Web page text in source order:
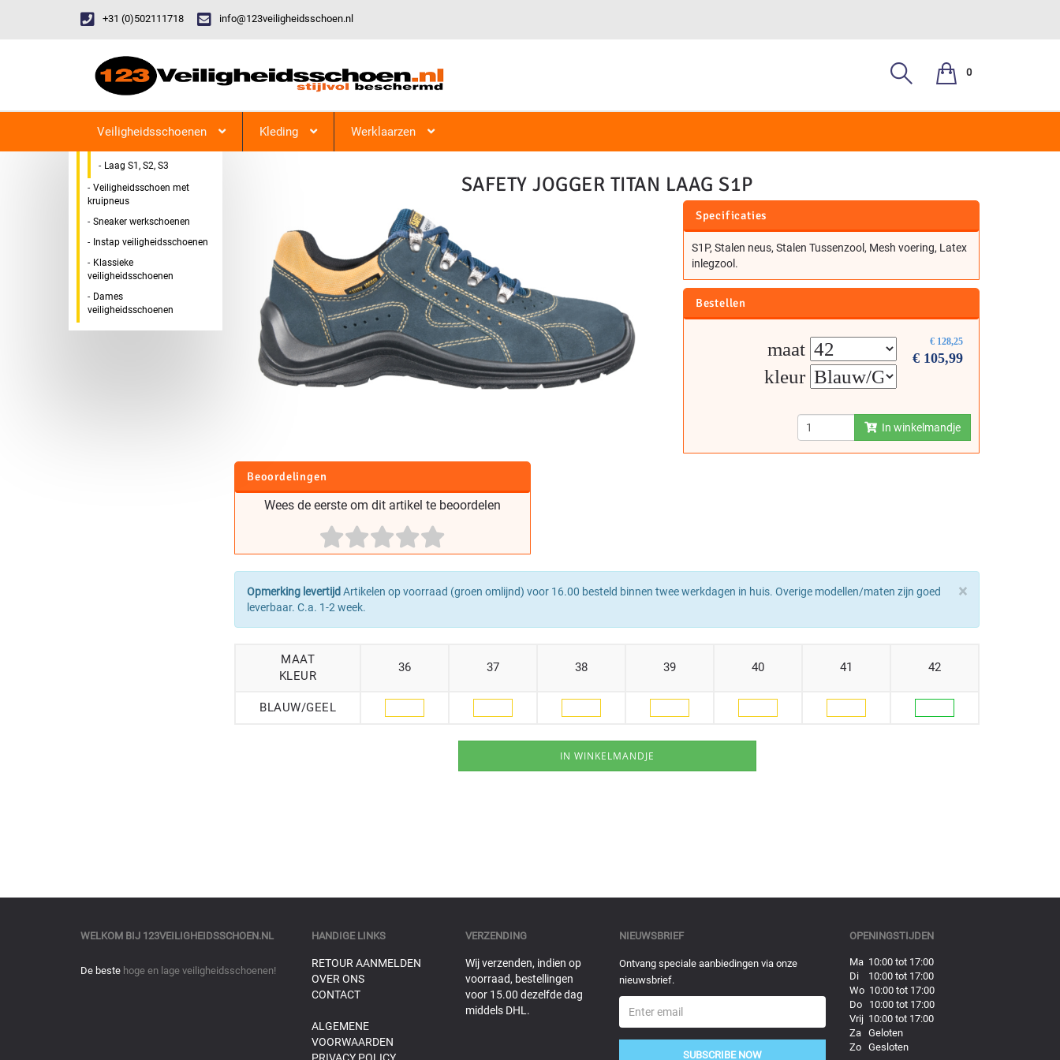
+31 (0)502111718 info@123veiligheidsschoen.nl
0
Veiligheidsschoenen Kleding Werklaarzen
123Veiligheidsschoen Veiligheidsschoen Hoog & Laag Veiligheidsschoenen Laag S1, S2, S3
SAFETY JOGGER TITAN LAAG S1P
Specificaties
S1P, Stalen neus, Stalen Tussenzool, Mesh voering, Latex
inlegzool.
Bestellen
€ 128,25
€ 105,99
maat
kleur
In winkelmandje
Beoordelingen
Wees de eerste om dit artikel te beoordelen
×
Opmerking levertijd Artikelen op voorraad (groen omlijnd) voor 16.00 besteld binnen twee werkdagen in huis. Overige modellen/maten zijn goed
leverbaar. C.a. 1-2 week.
MAAT
KLEUR
36 37 38 39 40 41 42
BLAUW/GEEL
Categorieen
Veiligheidsschoen Hoog &
Laag
Laag S1, S2, S3
Veiligheidsschoen met
kruipneus
Sneaker werkschoenen
Instap veiligheidsschoenen
Klassieke
veiligheidsschoenen
Dames
veiligheidsschoenen
WELKOM BIJ 123VEILIGHEIDSSCHOEN.NL
De beste hoge en lage veiligheidsschoenen!
HANDIGE LINKS
RETOUR AANMELDEN
OVER ONS
CONTACT
ALGEMENE
VOORWAARDEN
VERZENDING
Wij verzenden, indien op
voorraad, bestellingen
voor 15.00 dezelfde dag
middels DHL.
NIEUWSBRIEF
Ontvang speciale aanbiedingen via onze
nieuwsbrief.
SUBSCRIBE NOW
OPENINGSTIJDEN
Ma 10:00 tot 17:00
Di 10:00 tot 17:00
Wo 10:00 tot 17:00
Do 10:00 tot 17:00
Vrij 10:00 tot 17:00
Za Geloten
Zo Gesloten